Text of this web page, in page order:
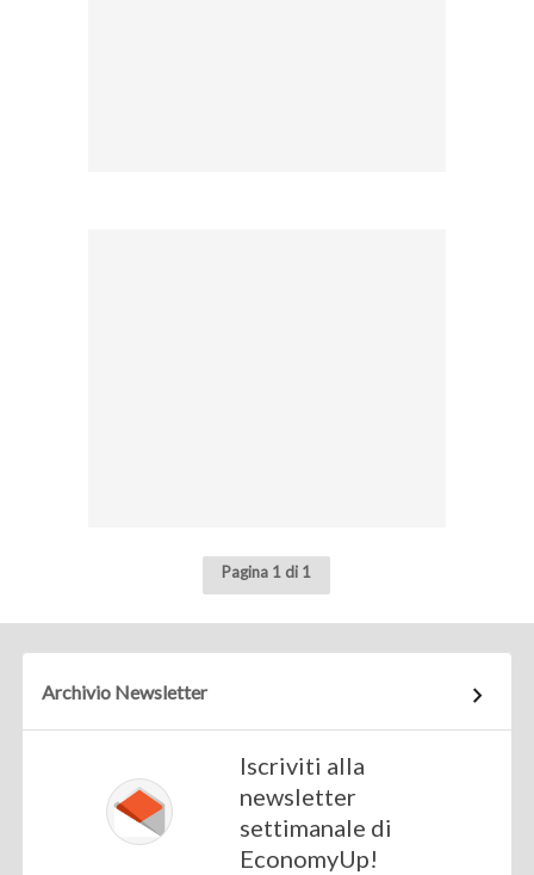
Pagina 1 di 1
Archivio Newsletter
Iscriviti alla
newsletter
settimanale di
EconomyUp!